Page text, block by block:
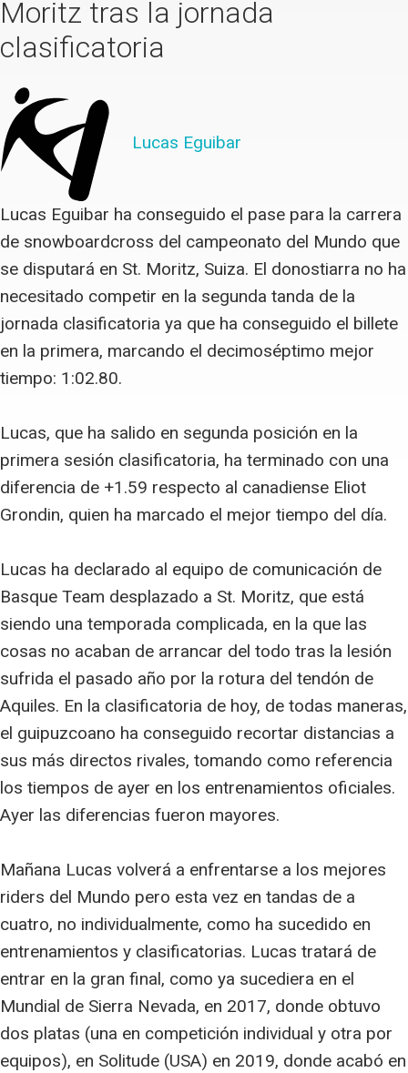
Moritz tras la jornada
clasificatoria
Lucas Eguibar
Lucas Eguibar ha conseguido el pase para la carrera
de snowboardcross del campeonato del Mundo que
se disputará en St. Moritz, Suiza. El donostiarra no ha
necesitado competir en la segunda tanda de la
jornada clasificatoria ya que ha conseguido el billete
en la primera, marcando el decimoséptimo mejor
tiempo: 1:02.80.
Lucas, que ha salido en segunda posición en la
primera sesión clasificatoria, ha terminado con una
diferencia de +1.59 respecto al canadiense Eliot
Grondin, quien ha marcado el mejor tiempo del día.
Lucas ha declarado al equipo de comunicación de
Basque Team desplazado a St. Moritz, que está
siendo una temporada complicada, en la que las
cosas no acaban de arrancar del todo tras la lesión
sufrida el pasado año por la rotura del tendón de
Aquiles. En la clasificatoria de hoy, de todas maneras,
el guipuzcoano ha conseguido recortar distancias a
sus más directos rivales, tomando como referencia
los tiempos de ayer en los entrenamientos oficiales.
Ayer las diferencias fueron mayores.
Mañana Lucas volverá a enfrentarse a los mejores
riders del Mundo pero esta vez en tandas de a
cuatro, no individualmente, como ha sucedido en
entrenamientos y clasificatorias. Lucas tratará de
entrar en la gran final, como ya sucediera en el
Mundial de Sierra Nevada, en 2017, donde obtuvo
dos platas (una en competición individual y otra por
equipos), en Solitude (USA) en 2019, donde acabó en